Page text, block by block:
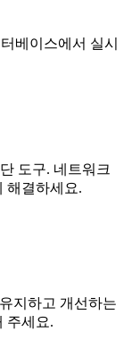
베이스에서 실시
도구. 네트워크
해결하세요.
지하고 개선하는
주세요.